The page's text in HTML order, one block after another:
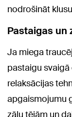
nodrošināt
Pastaigas un
Ja miega
pastaigu
relaksācijas
apgaismojumu
zāļu tējām un